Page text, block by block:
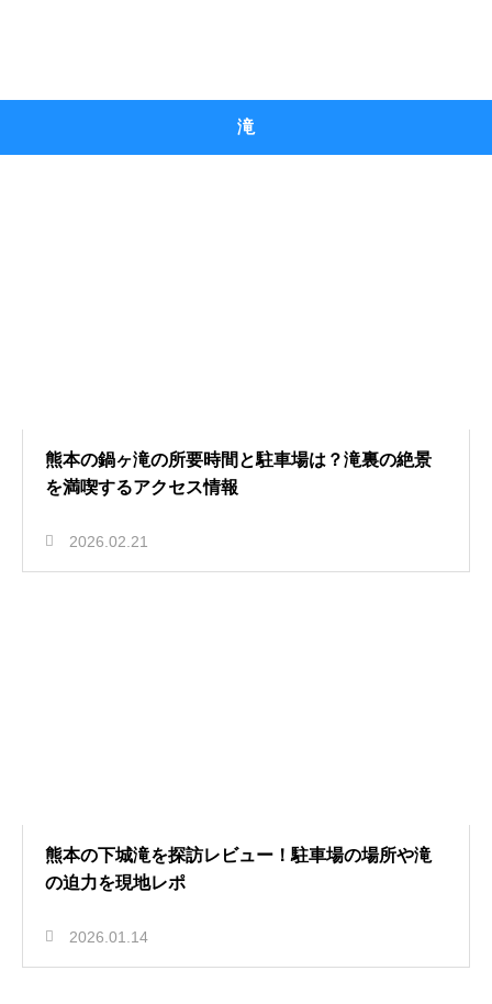
滝
熊本の鍋ヶ滝の所要時間と駐車場は？滝裏の絶景
を満喫するアクセス情報
2026.02.21
熊本の下城滝を探訪レビュー！駐車場の場所や滝
の迫力を現地レポ
2026.01.14